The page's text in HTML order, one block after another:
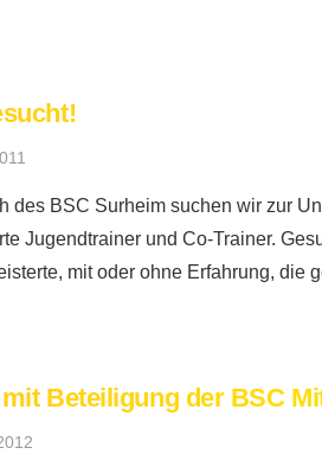
des BSC Surheim suchen wir zur
Jugendtrainer und Co-Trainer.
mit oder ohne Erfahrung, die
Beteiligung der BSC